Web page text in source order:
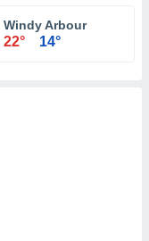
Windy Arbour
22° 14°